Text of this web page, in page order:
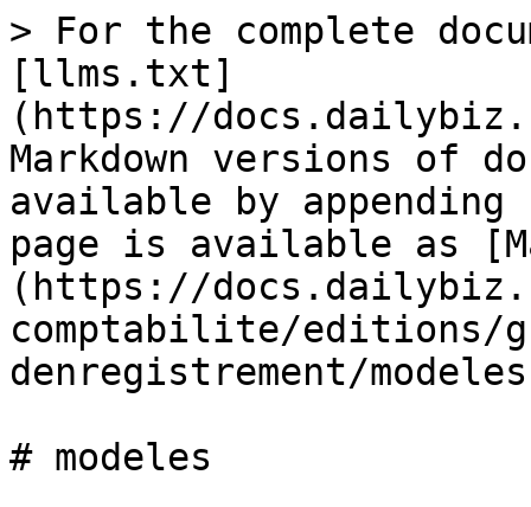
> For the complete
[llms.txt]
(https://
Markdown versions of
available by
page is available as
(https://
comptabilite/editions/
denregistrement/
# modeles